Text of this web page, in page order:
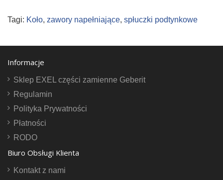
Tagi: Koło, zawory napełniające, spłuczki podtynkowe
Informacje
Sklep EXEL części zamienne Geberit
Regulamin
Polityka Prywatności
Płatności
RODO
Biuro Obsługi Klienta
Kontakt z nami